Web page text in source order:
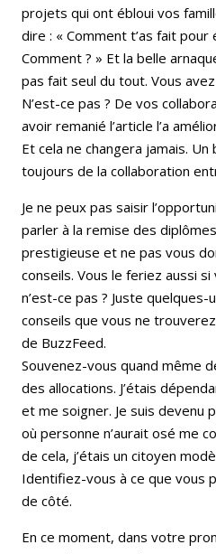
projets qui ont ébloui vos
dire : « Comment t’as fait pour
Comment ? » Et la belle
pas fait seul du tout. Vous
N’est-ce pas ? De vos
avoir remanié l’article l’a
Et cela ne changera jamais.
toujours de la collaboration
Je ne peux pas saisir
parler à la remise des
prestigieuse et ne pas vous
conseils. Vous le feriez aussi
n’est-ce pas ? Juste quelques-
conseils que vous ne
de BuzzFeed.
Souvenez-vous quand même
des allocations. J’étais
et me soigner. Je suis devenu
où personne n’aurait osé me
de cela, j’étais un citoyen
Identifiez-vous à ce que vous
de côté.
En ce moment, dans votre